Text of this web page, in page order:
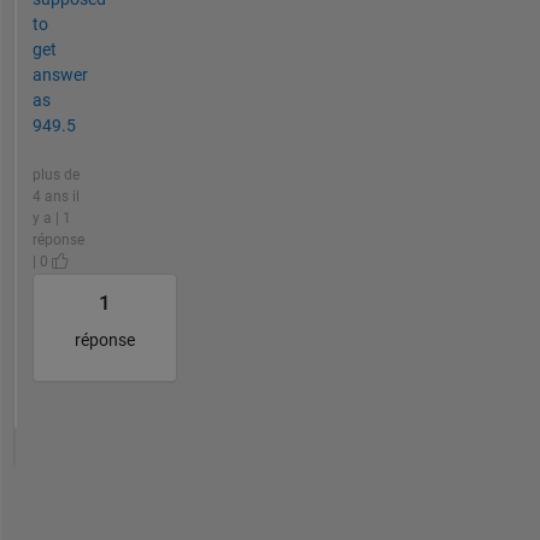
to
get
answer
as
949.5
plus de
4 ans il
y a | 1
réponse
| 0
1
réponse